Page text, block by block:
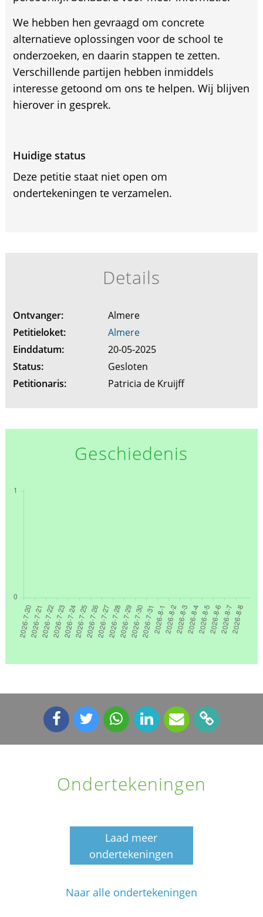
We hebben hen gevraagd om concrete
alternatieve oplossingen voor de school te
onderzoeken, en daarin stappen te zetten.
Verschillende partijen hebben inmiddels
interesse getoond om ons te helpen. Wij blijven
hierover in gesprek.
Huidige status
Deze petitie staat niet open om
ondertekeningen te verzamelen.
Details
Ontvanger:
Almere
Petitieloket:
Almere
Einddatum:
20-05-2025
Status:
Gesloten
Petitionaris:
Patricia de Kruijff
Geschiedenis
Ondertekeningen
Laad meer
ondertekeningen
Naar alle ondertekeningen